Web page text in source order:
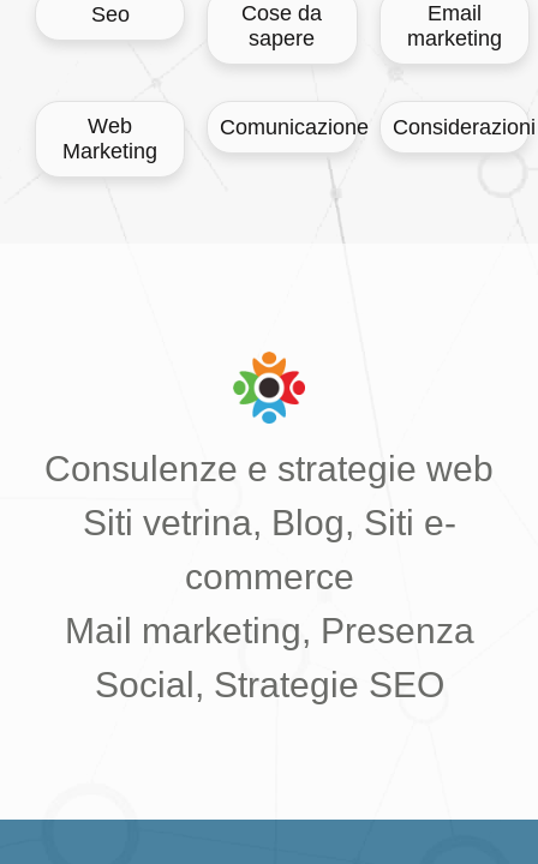
Seo
Cose da
sapere
Email
marketing
Web
Marketing
Comunicazione Considerazioni
Consulenze e strategie web
Siti vetrina, Blog, Siti e-
commerce
Mail marketing, Presenza
Social, Strategie SEO